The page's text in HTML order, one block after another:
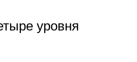
уровня